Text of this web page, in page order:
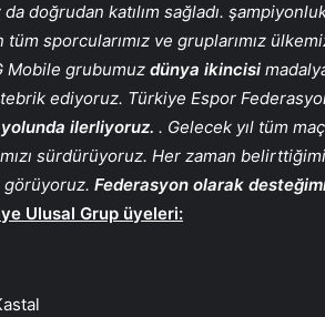
da doğrudan katılım sağladı.
tüm sporcularımız ve gruplarımız
Mobile grubumuz dünya ikincisi
tebrik ediyoruz. Türkiye Espor
ilerliyoruz. . Gelecek yıl tüm
sürdürüyoruz. Her zaman
Federasyon olarak
Ulusal Grup üyeleri: